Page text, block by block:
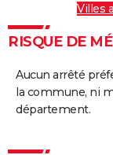
Villes
RISQUE DE
Aucun arrêté
la commune, ni
département.